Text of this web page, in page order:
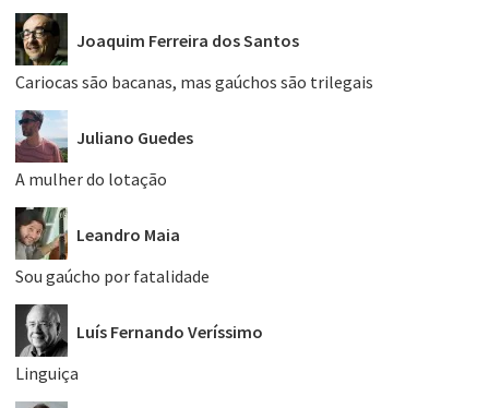
Joaquim Ferreira dos Santos
Cariocas são bacanas, mas gaúchos são trilegais
Juliano Guedes
A mulher do lotação
Leandro Maia
Sou gaúcho por fatalidade
Luís Fernando Veríssimo
Linguiça